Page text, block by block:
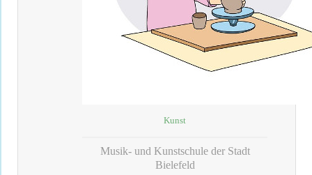
Kunst
Musik- und Kunstschule der Stadt
Bielefeld